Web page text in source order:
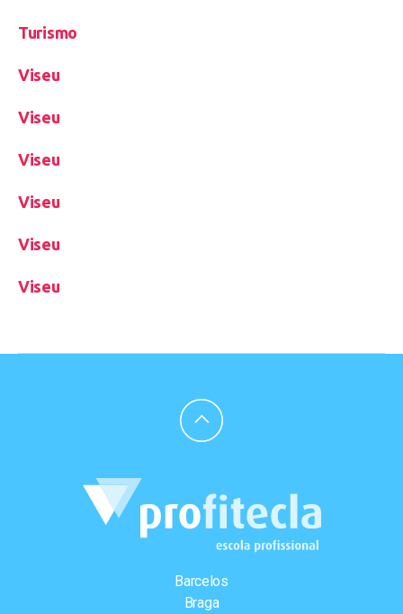
Turismo
Viseu
Viseu
Viseu
Viseu
Viseu
Viseu
Barcelos
Braga